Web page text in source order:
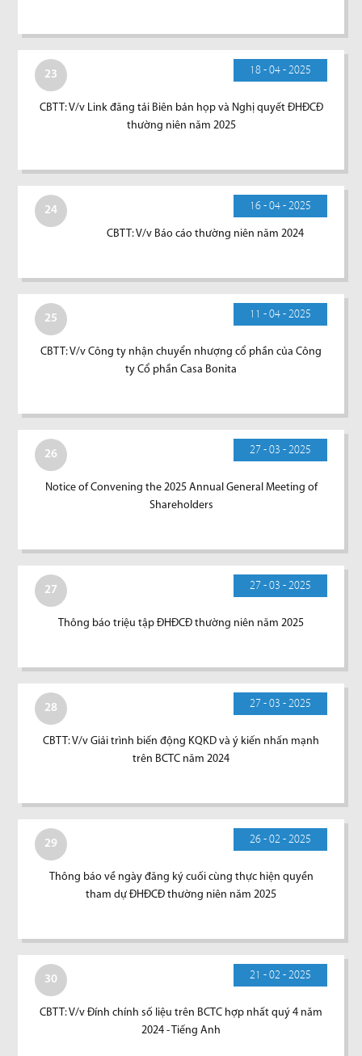
23 18 - 04 - 2025
CBTT: V/v Link đăng tải Biên bản họp và Nghị quyết ĐHĐCĐ
thường niên năm 2025
24 16 - 04 - 2025
CBTT: V/v Báo cáo thường niên năm 2024
25 11 - 04 - 2025
CBTT: V/v Công ty nhận chuyển nhượng cổ phần của Công
ty Cổ phần Casa Bonita
26 27 - 03 - 2025
Notice of Convening the 2025 Annual General Meeting of
Shareholders
27 27 - 03 - 2025
Thông báo triệu tập ĐHĐCĐ thường niên năm 2025
28 27 - 03 - 2025
CBTT: V/v Giải trình biến động KQKD và ý kiến nhấn mạnh
trên BCTC năm 2024
29 26 - 02 - 2025
Thông báo về ngày đăng ký cuối cùng thực hiện quyền
tham dự ĐHĐCĐ thường niên năm 2025
30 21 - 02 - 2025
CBTT: V/v Đính chính số liệu trên BCTC hợp nhất quý 4 năm
2024 - Tiếng Anh